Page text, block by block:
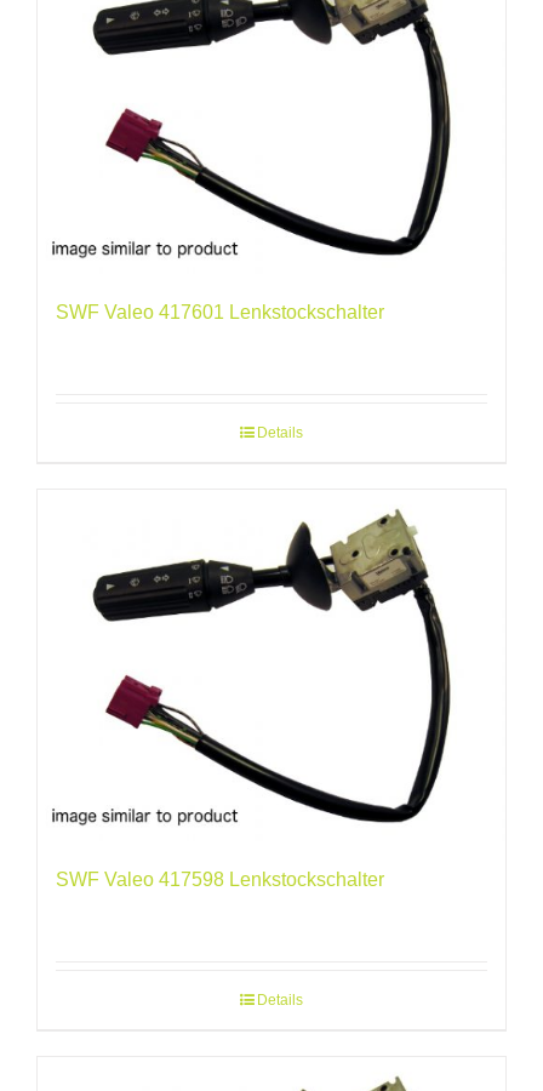
SWF Valeo 417601 Lenkstockschalter
Details
SWF Valeo 417598 Lenkstockschalter
Details